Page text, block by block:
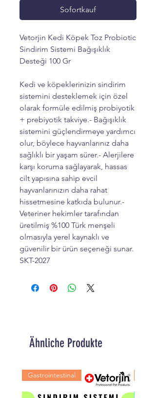
Sofortkauf
Vetorjin Kedi Köpek Toz Probiotic
Sindirim Sistemi Bağışıklık
Desteği 100 Gr
Kedi ve köpeklerinizin sindirim
sistemini desteklemek için özel
olarak formüle edilmiş probiyotik
+ prebiyotik takviye.- Bağışıklık
sistemini güçlendirmeye yardımcı
olur, böylece hayvanlarınız daha
sağlıklı bir yaşam sürer.- Alerjilere
karşı koruma sağlayarak, hassas
cilt yapısına sahip evcil
hayvanlarınızın daha rahat
hissetmesine katkıda bulunur.-
Veteriner hekimler tarafından
üretilmiş %100 Türk menşeli
olmasıyla yerel kaynaklı ve
güvenilir bir ürün seçeneği sunar.
SKT-2027
Ähnliche Produkte
Gastrointestinal